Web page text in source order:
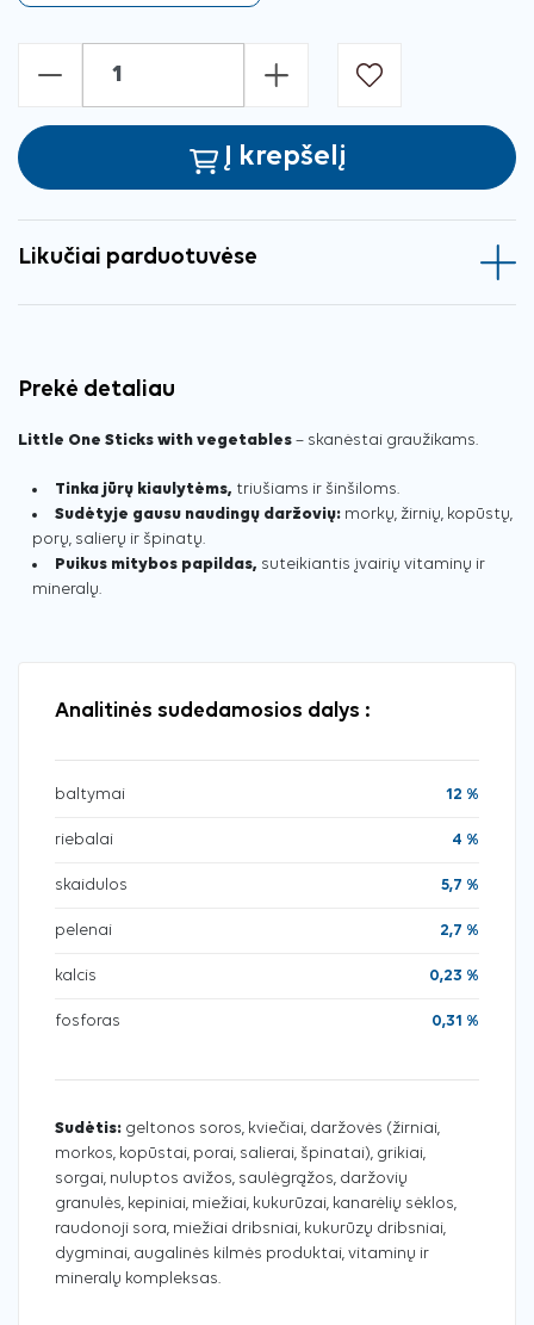
- +
Į krepšelį
Likučiai parduotuvėse
Prekė detaliau
Little One Sticks with vegetables – skanėstai graužikams.
Tinka jūrų kiaulytėms, triušiams ir šinšiloms.
Sudėtyje gausu naudingų daržovių: morkų, žirnių, kopūstų,
porų, salierų ir špinatų.
Puikus mitybos papildas, suteikiantis įvairių vitaminų ir
mineralų.
Analitinės sudedamosios dalys :
baltymai 12 %
riebalai 4 %
skaidulos 5,7 %
pelenai 2,7 %
kalcis 0,23 %
fosforas 0,31 %
Sudėtis: geltonos soros, kviečiai, daržovės (žirniai,
morkos, kopūstai, porai, salierai, špinatai), grikiai,
sorgai, nuluptos avižos, saulėgrąžos, daržovių
granulės, kepiniai, miežiai, kukurūzai, kanarėlių sėklos,
raudonoji sora, miežiai dribsniai, kukurūzų dribsniai,
dygminai, augalinės kilmės produktai, vitaminų ir
mineralų kompleksas.